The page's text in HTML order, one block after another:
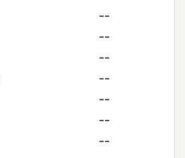
--
--
--
--
--
--
--